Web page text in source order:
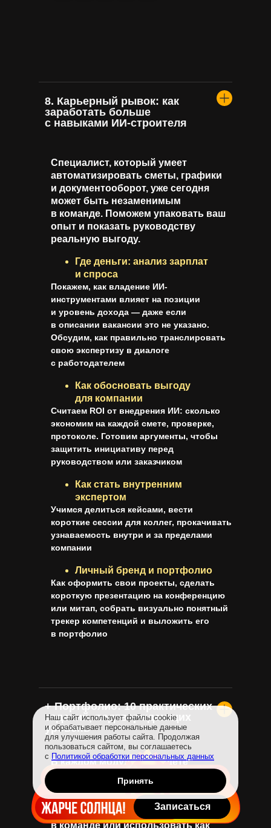
8. Карьерный рывок: как
заработать больше
с навыками ИИ-строителя
Специалист, который умеет
автоматизировать сметы, графики
и документооборот, уже сегодня
может быть незаменимым
в команде. Поможем упаковать ваш
опыт и показать руководству
реальную выгоду.
Где деньги: анализ зарплат
и спроса
Покажем, как владение ИИ-
инструментами влияет на позиции
и уровень дохода — даже если
в описании вакансии это не указано.
Обсудим, как правильно транслировать
свою экспертизу в диалоге
с работодателем
Как обосновать выгоду
для компании
Считаем ROI от внедрения ИИ: сколько
экономим на каждой смете, проверке,
протоколе. Готовим аргументы, чтобы
защитить инициативу перед
руководством или заказчиком
Как стать внутренним
экспертом
Учимся делиться кейсами, вести
короткие сессии для коллег, прокачивать
узнаваемость внутри и за пределами
компании
Личный бренд и портфолио
Как оформить свои проекты, сделать
короткую презентацию на конференцию
или митап, собрать визуально понятный
трекер компетенций и выложить его
в портфолио
+ Портфолио: 10 практических
заданий, подтверждающих
уровень
В каждом модуле вы будете
реальные кейсы — в понятном,
инженерном формате. Эти работы
можно показать на собеседовании,
в команде или использовать как
Принять
Наш сайт использует файлы cookie
и обрабатывает персональные данные
для улучшения работы сайта. Продолжая
пользоваться сайтом, вы соглашаетесь
с Политикой обработки персональных данных
Записаться